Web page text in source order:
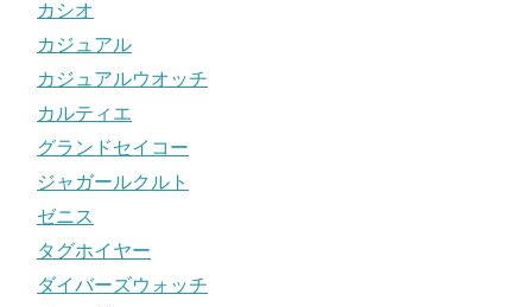
カシオ
カジュアル
カジュアルウオッチ
カルティエ
グランドセイコー
ジャガールクルト
ゼニス
タグホイヤー
ダイバーズウォッチ